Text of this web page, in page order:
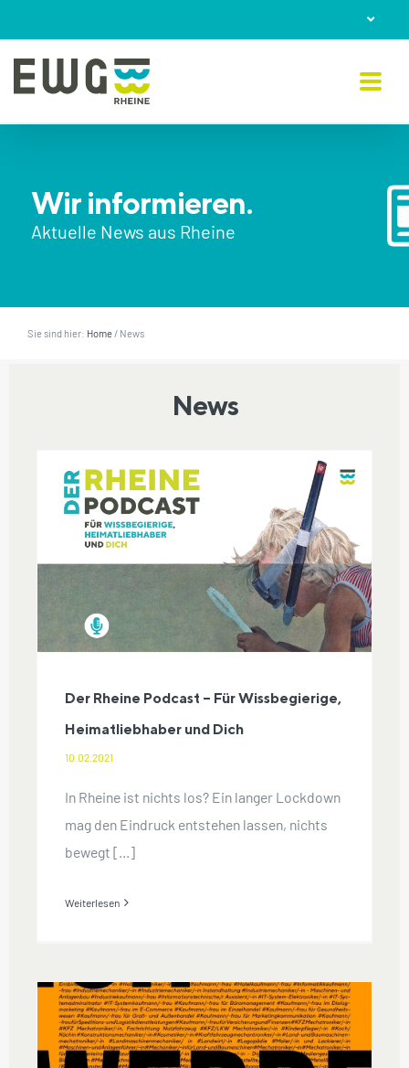
to
content
Wir informieren.
Aktuelle News aus Rheine
Sie sind hier: Home/ News
News
Der Rheine Podcast – Für
Wissbegierige, Heimatliebhaber
und Dich
Der Rheine Podcast – Für Wissbegierige,
Heimatliebhaber und Dich
10.02.2021
In Rheine ist nichts los? Ein langer Lockdown
mag den Eindruck entstehen lassen, nichts
bewegt [...]
Weiterlesen